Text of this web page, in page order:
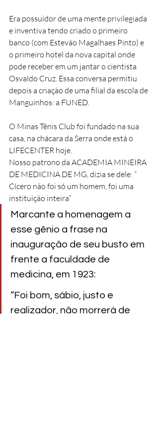
Era possuidor de uma mente privilegiada
e inventiva tendo criado o primeiro
banco (com Estevão Magalhaes Pinto) e
o primeiro hotel da nova capital onde
pode receber em um jantar o cientista
Osvaldo Cruz. Essa conversa permitiu
depois a criação de uma filial da escola de
Manguinhos: a FUNED.
O Minas Tênis Club foi fundado na sua
casa, na chácara da Serra onde está o
LIFECENTER hoje.
Nosso patrono da ACADEMIA MINEIRA
DE MEDICINA DE MG, dizia se dele: “
Cícero não foi só um homem, foi uma
instituição inteira”
Marcante a homenagem a
esse gênio a frase na
inauguração de seu busto em
frente a faculdade de
medicina, em 1923:
“Foi bom, sábio, justo e
realizador, não morrerá de